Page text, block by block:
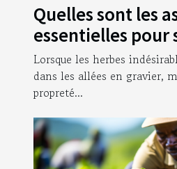
Quelles sont les
essentielles pour
les herbes qui
vos allées en
Lorsque les herbes
dans les allées en gravier,
propreté...